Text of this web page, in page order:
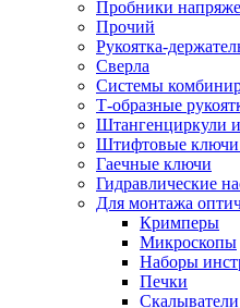
Пробники
Прочий
Рукоятка-
Сверла
Системы
Т-образные
Штангенциркули
Штифтовые ключи
Гаечные ключи
Гидравлические
Для монтажа
Кримперы
Микроскопы
Наборы
Печки